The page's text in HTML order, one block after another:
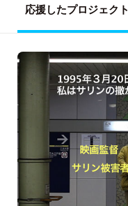
応援したプロジェクト